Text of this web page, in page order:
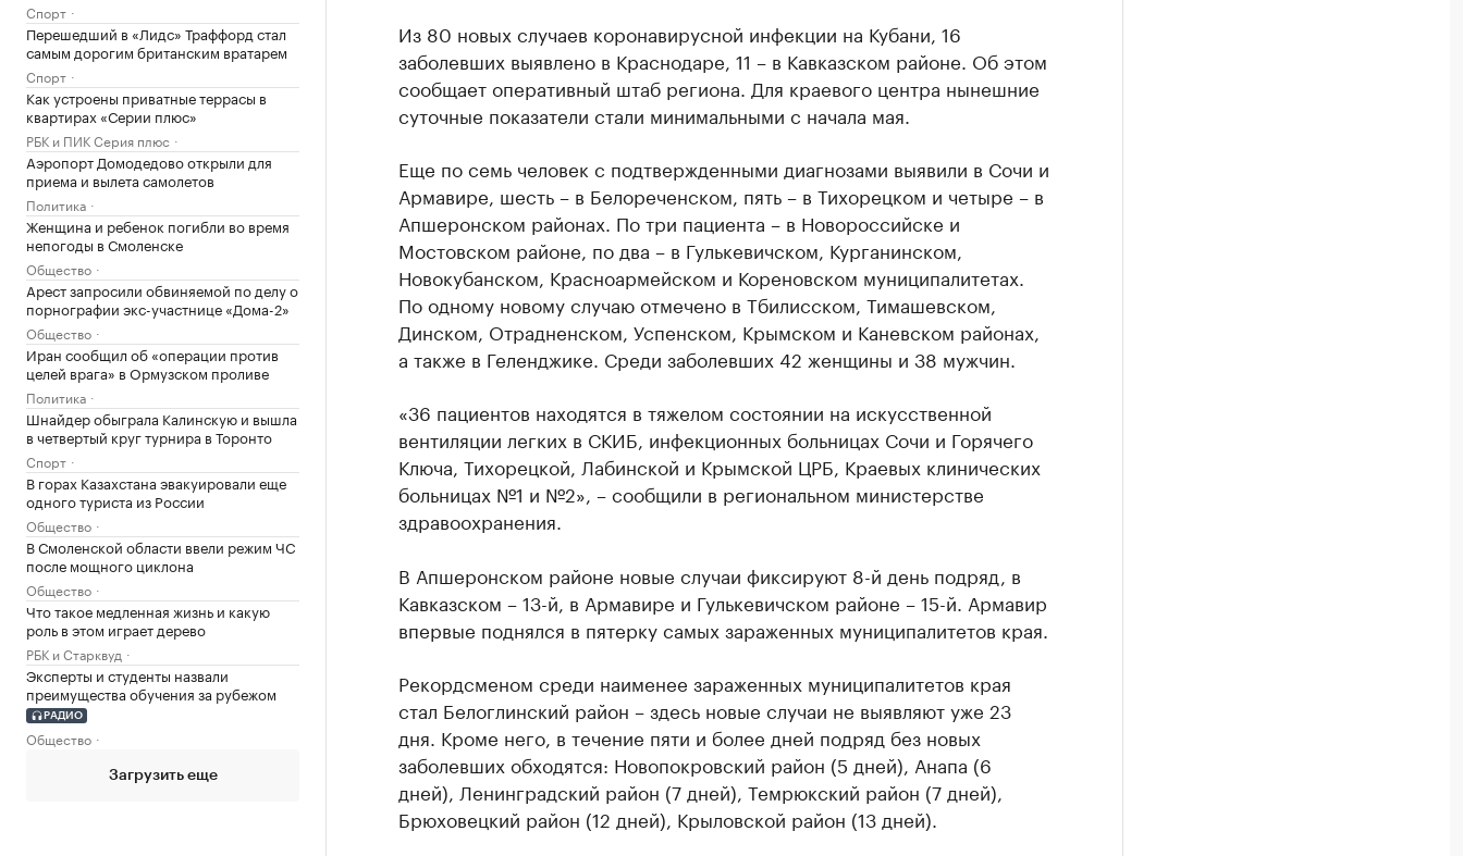
Спорт
Перешедший в «Лидс» Траффорд стал
самым дорогим британским вратарем
Спорт
Как устроены приватные террасы в
квартирах «Серии плюс»
РБК и ПИК Серия плюс
Аэропорт Домодедово открыли для
приема и вылета самолетов
Политика
Женщина и ребенок погибли во время
непогоды в Смоленске
Общество
Арест запросили обвиняемой по делу о
порнографии экс-участнице «Дома-2»
Общество
Иран сообщил об «операции против
целей врага» в Ормузском проливе
Политика
Шнайдер обыграла Калинскую и вышла
в четвертый круг турнира в Торонто
Спорт
В горах Казахстана эвакуировали еще
одного туриста из России
Общество
В Смоленской области ввели режим ЧС
после мощного циклона
Общество
Что такое медленная жизнь и какую
роль в этом играет дерево
РБК и Старквуд
Эксперты и студенты назвали
преимущества обучения за рубежом
РАДИО
Общество
Загрузить еще
Из 80 новых случаев коронавирусной инфекции на Кубани, 16
заболевших выявлено в Краснодаре, 11 – в Кавказском районе. Об этом
сообщает оперативный штаб региона. Для краевого центра нынешние
суточные показатели стали минимальными с начала мая.
Еще по семь человек с подтвержденными диагнозами выявили в Сочи и
Армавире, шесть – в Белореченском, пять – в Тихорецком и четыре – в
Апшеронском районах. По три пациента – в Новороссийске и
Мостовском районе, по два – в Гулькевичском, Курганинском,
Новокубанском, Красноармейском и Кореновском муниципалитетах.
По одному новому случаю отмечено в Тбилисском, Тимашевском,
Динском, Отрадненском, Успенском, Крымском и Каневском районах,
а также в Геленджике. Среди заболевших 42 женщины и 38 мужчин.
«36 пациентов находятся в тяжелом состоянии на искусственной
вентиляции легких в СКИБ, инфекционных больницах Сочи и Горячего
Ключа, Тихорецкой, Лабинской и Крымской ЦРБ, Краевых клинических
больницах №1 и №2», – сообщили в региональном министерстве
здравоохранения.
В Апшеронском районе новые случаи фиксируют 8-й день подряд, в
Кавказском – 13-й, в Армавире и Гулькевичском районе – 15-й. Армавир
впервые поднялся в пятерку самых зараженных муниципалитетов края.
Рекордсменом среди наименее зараженных муниципалитетов края
стал Белоглинский район – здесь новые случаи не выявляют уже 23
дня. Кроме него, в течение пяти и более дней подряд без новых
заболевших обходятся: Новопокровский район (5 дней), Анапа (6
дней), Ленинградский район (7 дней), Темрюкский район (7 дней),
Брюховецкий район (12 дней), Крыловской район (13 дней).